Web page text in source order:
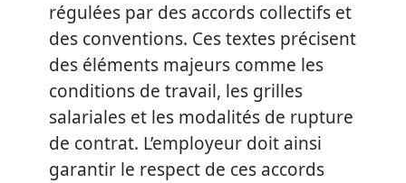
régulées par des accords collectifs et
des conventions. Ces textes précisent
des éléments majeurs comme les
conditions de travail, les grilles
salariales et les modalités de rupture
de contrat. L’employeur doit ainsi
garantir le respect de ces accords